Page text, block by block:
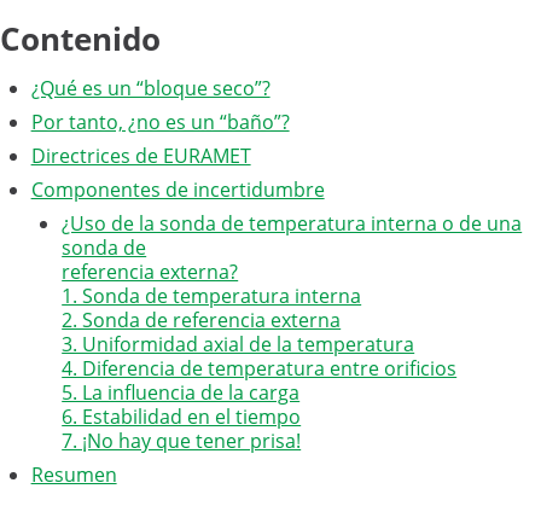
Contenido
¿Qué es un “bloque seco”?
Por tanto, ¿no es un “baño”?
Directrices de EURAMET
Componentes de incertidumbre
¿Uso de la sonda de temperatura interna o de una
sonda de
referencia externa?
1. Sonda de temperatura interna
2. Sonda de referencia externa
3. Uniformidad axial de la temperatura
4. Diferencia de temperatura entre orificios
5. La influencia de la carga
6. Estabilidad en el tiempo
7. ¡No hay que tener prisa!
Resumen